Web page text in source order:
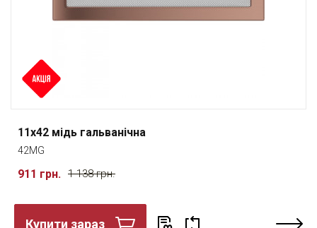
11x42 мідь гальванічна
42MG
911 грн. 1 138 грн.
Купити зараз